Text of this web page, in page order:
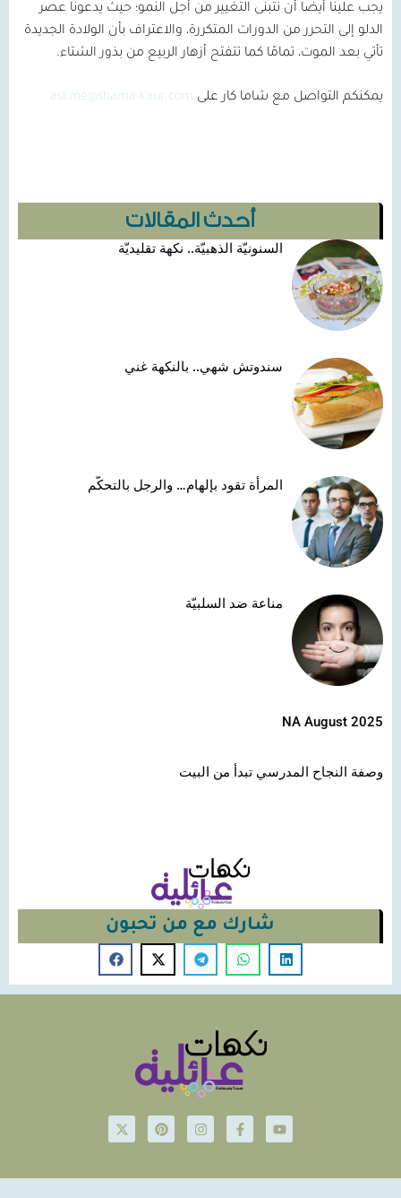
أحدث المقالات
السنونيّة الذهبيّة.. نكهة تقليديّة
سندوتش شهي.. بالنكهة غني
المرأة تقود بإلهام… والرجل بالتحكّم
مناعة ضد السلبيّة
NA August 2025
وصفة النجاح المدرسي تبدأ من البيت
شارك مع من تحبون
يجب علينا أيضًا أن نتبنى التغيير من أجل النمو؛ حيث يدعونا عصر
الدلو إلى التحرر من الدورات المتكررة، والاعتراف بأن الولادة الجديدة
تأتي بعد الموت، تمامًا كما تتفتح أزهار الربيع من بذور الشتاء.
يمكنكم التواصل مع شاما كار على askme@shama-kaur.com